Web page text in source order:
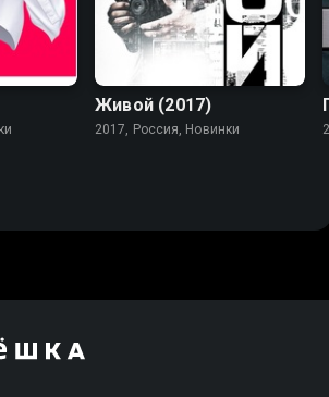
Живой (2017)
2017, Россия, Новинки